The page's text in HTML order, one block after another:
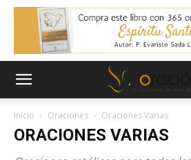
Inicio Oraciones Oraciones Varias
ORACIONES VARIAS